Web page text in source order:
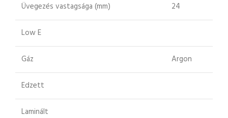
Üvegezés vastagsága (mm) 24
Low E
Gáz Argon
Edzett
Laminált